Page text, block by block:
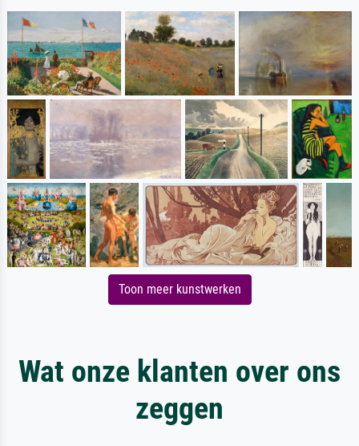
Toon meer kunstwerken
Wat onze klanten over ons
zeggen